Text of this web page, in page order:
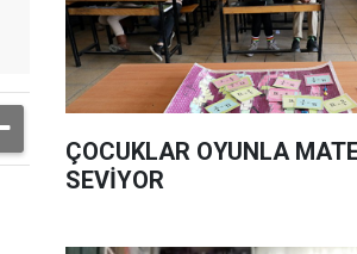
ÇOCUKLAR OYUNLA
SEVİYOR